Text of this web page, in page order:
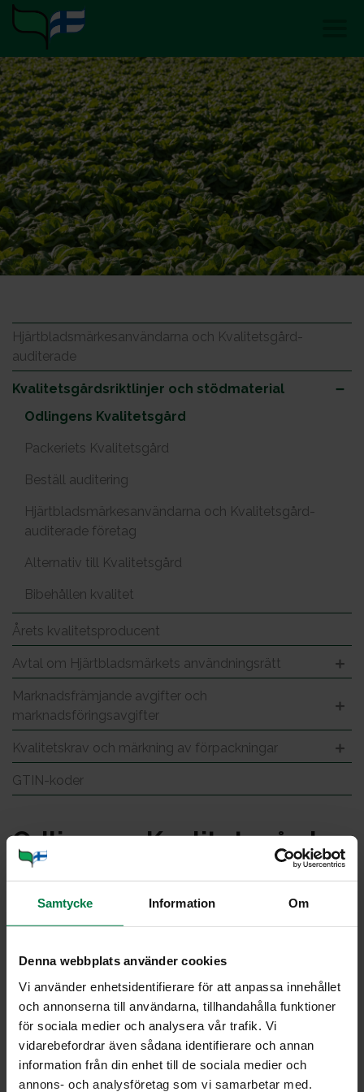
Samtycke Information Om
Denna webbplats använder cookies
Vi använder enhetsidentifierare för att anpassa innehållet
och annonserna till användarna, tillhandahålla funktioner
för sociala medier och analysera vår trafik. Vi
vidarebefordrar även sådana identifierare och annan
information från din enhet till de sociala medier och
annons- och analysföretag som vi samarbetar med.
Hjärtbladsmärkesanvändarna och Kvalitetsgård-
auditerade
Kvalitetsgårdsriktlinjer och stödmaterial
Odlingens Kvalitetsgård
Packeriets Kvalitetsgård
Beställ auditering
Hjärtbladsmärkesanvändarna och Kvalitetsgård-
auditerade företag
Alternativ till Kvalitetsgård
Bibehållen kvalitet
Årets kvalitetsproducent
Avtal om Hjärtbladsmärkets användningsrätt
Marknadsfrämjande avgifter och
marknadsföringsavgifter
Kvalitetskrav och märkning av förpackningar
GTIN-koder
Od­lin­gens Kva­li­tets­gård
Od­lin­gens Kva­li­tets­gård
Kvalitetsträdgårdsriktlinjerna är gemensamma riktlinjer
för den finländska trädgårdsproduktionen, vars uppgift
är att säkerställa en ansvarsfull produktion av grönsaker
och prydnadsväxter, minsta möjliga miljöpåverkan, goda
arbetsvillkor för de anställda och växternas
livsmedelssäkerhet. Grundkravet är att följa finsk lag,
god affärssed och gällande kollektivavtal.